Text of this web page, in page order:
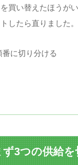
買い替えたほうが
したら直りました
に切り分ける
3つの供給を